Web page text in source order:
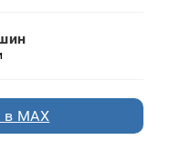
MAX